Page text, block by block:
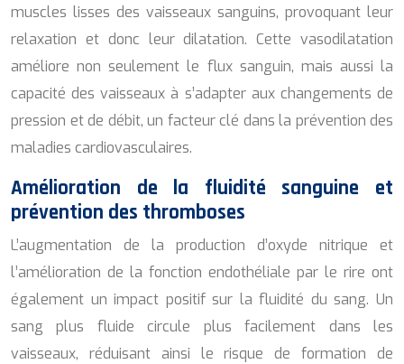
muscles lisses des vaisseaux sanguins, provoquant leur
relaxation et donc leur dilatation. Cette vasodilatation
améliore non seulement le flux sanguin, mais aussi la
capacité des vaisseaux à s’adapter aux changements de
pression et de débit, un facteur clé dans la prévention des
maladies cardiovasculaires.
Amélioration de la fluidité sanguine et
prévention des thromboses
L’augmentation de la production d’oxyde nitrique et
l’amélioration de la fonction endothéliale par le rire ont
également un impact positif sur la fluidité du sang. Un
sang plus fluide circule plus facilement dans les
vaisseaux, réduisant ainsi le risque de formation de